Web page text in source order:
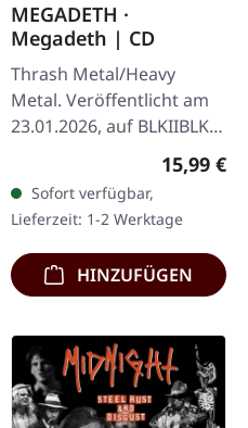
MEGADETH ·
Megadeth | CD
Thrash Metal/Heavy
Metal. Veröffentlicht am
23.01.2026, auf BLKIIBLK.
CD im Jewelcase. Die
Titanen des Thrash Metal
Megadeth bereiten sich
darauf vor…
Regulärer
15,99 €
Sofort verfügbar,
Lieferzeit: 1-2 Werktage
HINZUFÜGEN